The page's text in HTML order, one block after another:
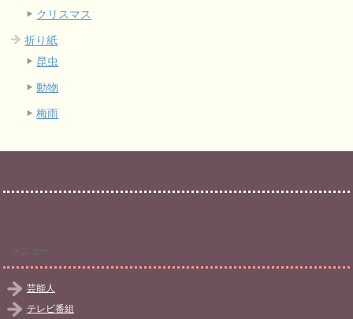
クリスマス
折り紙
昆虫
動物
梅雨
芸能人
テレビ番組